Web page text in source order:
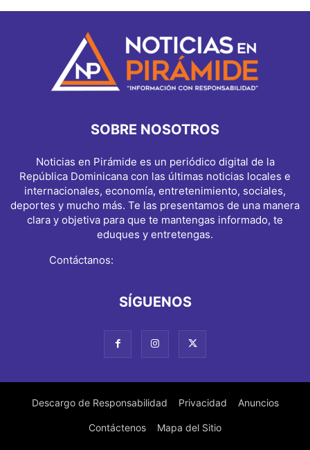
SOBRE NOSOTROS
Noticias en Pirámide es un periódico digital de la
República Dominicana con las últimas noticias locales e
internacionales, economía, entretenimiento, sociales,
deportes y mucho más. Te las presentamos de una manera
clara y objetiva para que te mantengas informado, te
eduques y entretengas.
Contáctanos:
SÍGUENOS
Descargo de Responsabilidad Privacidad Anuncios
Contáctenos Mapa del Sitio